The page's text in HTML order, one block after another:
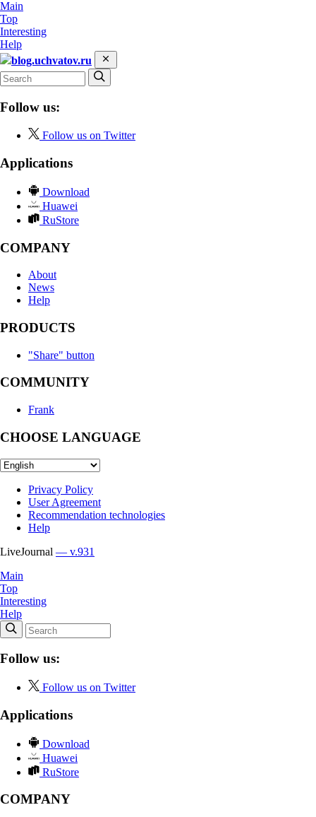
Main
Top
Interesting
Help
blog.uchvatov.ru
Follow us:
Follow us on Twitter
Applications
Download
Huawei
RuStore
COMPANY
About
News
Help
PRODUCTS
"Share" button
COMMUNITY
Frank
CHOOSE LANGUAGE
Privacy Policy
User Agreement
Recommendation technologies
Help
LiveJournal — v.931
Main
Top
Interesting
Help
Follow us:
Follow us on Twitter
Applications
Download
Huawei
RuStore
COMPANY